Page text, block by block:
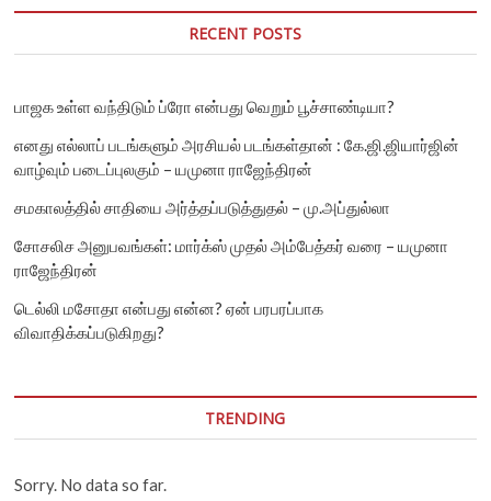
RECENT POSTS
பாஜக உள்ள வந்திடும் ப்ரோ என்பது வெறும் பூச்சாண்டியா?
எனது எல்லாப் படங்களும் அரசியல் படங்கள்தான் : கே.ஜி.ஜியார்ஜின்
வாழ்வும் படைப்புலகும் – யமுனா ராஜேந்திரன்
சமகாலத்தில் சாதியை அர்த்தப்படுத்துதல் – மு.அப்துல்லா
சோசலிச அனுபவங்கள்: மார்க்ஸ் முதல் அம்பேத்கர் வரை – யமுனா
ராஜேந்திரன்
டெல்லி மசோதா என்பது என்ன? ஏன் பரபரப்பாக
விவாதிக்கப்படுகிறது?
TRENDING
Sorry. No data so far.